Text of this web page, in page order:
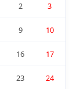
2 3
9 10
16 17
23 24